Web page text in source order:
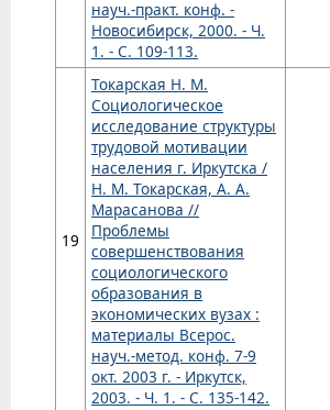
науч.-практ. конф. -
Новосибирск, 2000. - Ч.
1. - С. 109-113.
19
Токарская Н. М.
Социологическое
исследование структуры
трудовой мотивации
населения г. Иркутска /
Н. М. Токарская, А. А.
Марасанова //
Проблемы
совершенствования
социологического
образования в
экономических вузах :
материалы Всерос.
науч.-метод. конф. 7-9
окт. 2003 г. - Иркутск,
2003. - Ч. 1. - С. 135-142.